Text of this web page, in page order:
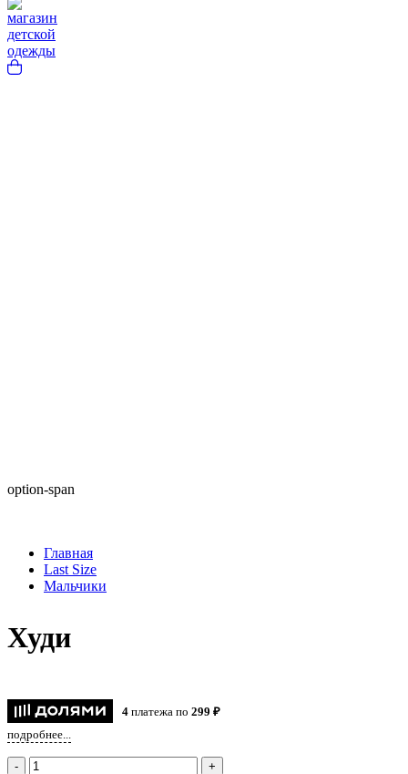
option-span
Главная
Last Size
Мальчики
Худи
4 платежа по 299 ₽
подробнее...
-
+